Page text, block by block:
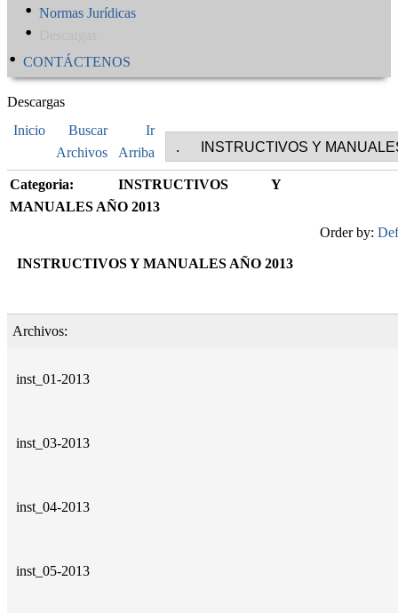
Normas Jurídicas
CONTÁCTENOS
Descargas
Inicio
Buscar
Archivos
Ir
Arriba
Categoria: INSTRUCTIVOS Y
MANUALES AÑO 2013
Order by:
INSTRUCTIVOS Y MANUALES AÑO 2013
Archivos:
inst_01-2013
inst_03-2013
inst_04-2013
inst_05-2013